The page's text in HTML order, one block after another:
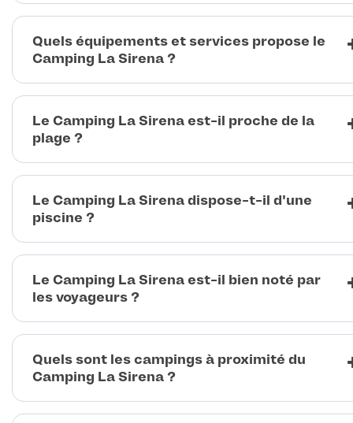
Quels équipements et services propose le
Camping La Sirena ?
Le Camping La Sirena est-il proche de la
plage ?
Le Camping La Sirena dispose-t-il d'une
piscine ?
Le Camping La Sirena est-il bien noté par
les voyageurs ?
Quels sont les campings à proximité du
Camping La Sirena ?